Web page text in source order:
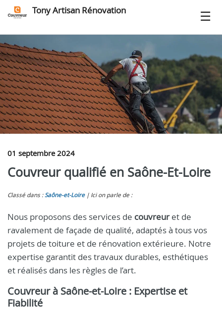
Tony Artisan Rénovation
01 septembre 2024
Couvreur qualifié en Saône-Et-Loire
Classé dans :Saône-et-Loire Ici on parle de :
Nous proposons des services de couvreuret de
ravalement de façade de qualité, adaptés à tous vos
projets de toiture et de rénovation extérieure. Notre
expertise garantit des travaux durables, esthétiques
et réalisés dans les règles de l’art.
Couvreur à Saône-et-Loire : Expertise et
Fiabilité